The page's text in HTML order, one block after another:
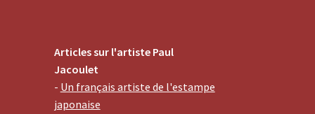
Articles sur l'artiste Paul
Jacoulet
- Un français artiste de l'estampe
japonaise